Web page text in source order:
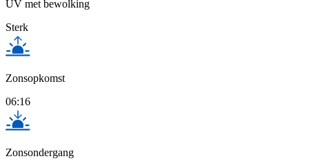
UV met bewolking
Sterk
Zonsopkomst
06:16
Zonsondergang